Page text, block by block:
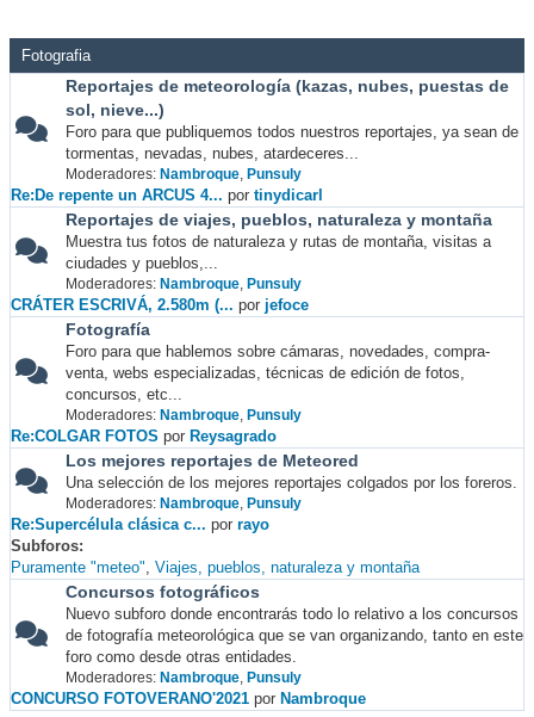
Fotografia
Reportajes de meteorología (kazas, nubes, puestas de
sol, nieve...)
Foro para que publiquemos todos nuestros reportajes, ya sean de
tormentas, nevadas, nubes, atardeceres...
Moderadores: Nambroque, Punsuly
Re:De repente un ARCUS 4... por tinydicarl
Reportajes de viajes, pueblos, naturaleza y montaña
Muestra tus fotos de naturaleza y rutas de montaña, visitas a
ciudades y pueblos,...
Moderadores: Nambroque, Punsuly
CRÁTER ESCRIVÁ, 2.580m (... por jefoce
Fotografía
Foro para que hablemos sobre cámaras, novedades, compra-
venta, webs especializadas, técnicas de edición de fotos,
concursos, etc...
Moderadores: Nambroque, Punsuly
Re:COLGAR FOTOS por Reysagrado
Los mejores reportajes de Meteored
Una selección de los mejores reportajes colgados por los foreros.
Moderadores: Nambroque, Punsuly
Re:Supercélula clásica c... por rayo
Subforos
Puramente "meteo" Viajes, pueblos, naturaleza y montaña
Concursos fotográficos
Nuevo subforo donde encontrarás todo lo relativo a los concursos
de fotografía meteorológica que se van organizando, tanto en este
foro como desde otras entidades.
Moderadores: Nambroque, Punsuly
CONCURSO FOTOVERANO'2021 por Nambroque